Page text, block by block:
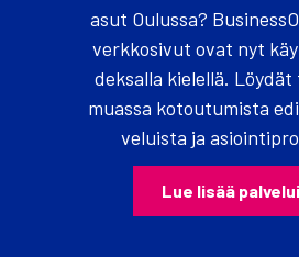
asut Oulus­sa?
verk­ko­si­vut ovat nyt
dek­sal­la kie­lel­lä.
muas­sa kotou­tu­mis­ta
ve­luis­ta ja
Lue lisää